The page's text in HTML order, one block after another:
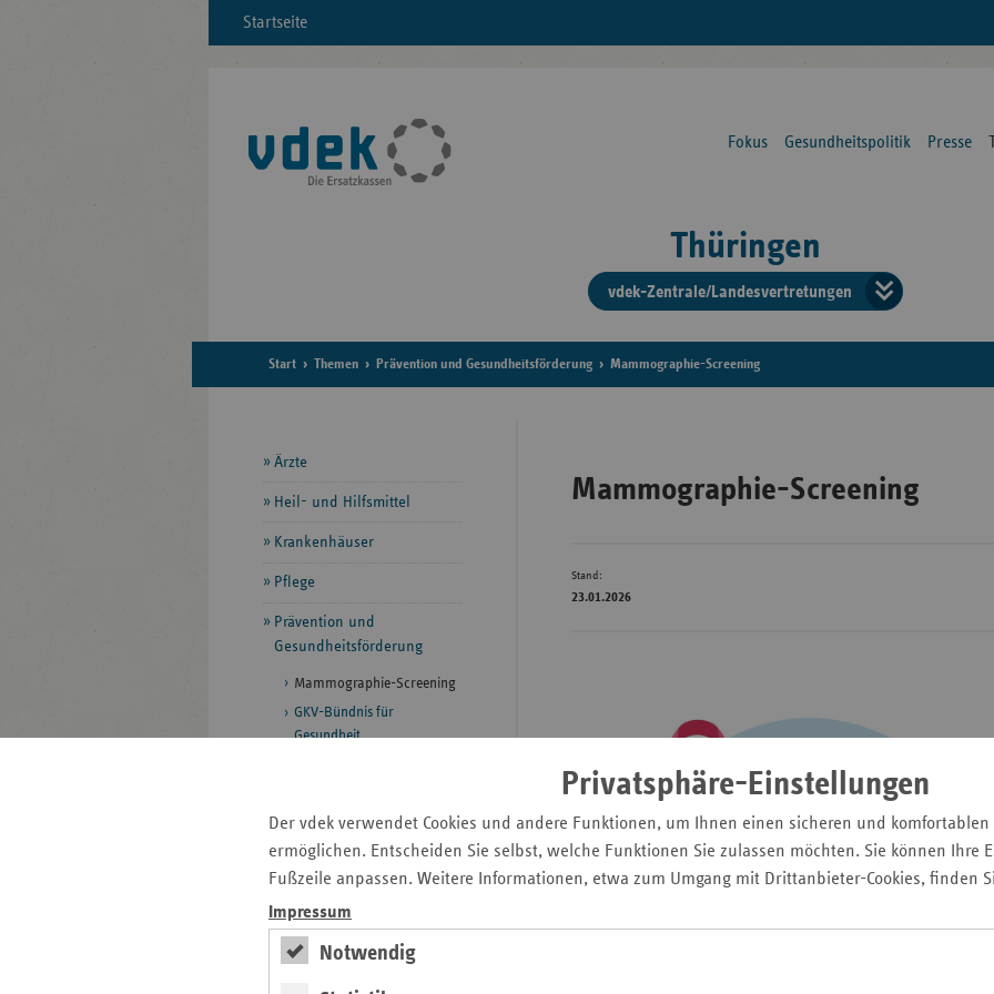
Privatsphäre-Einstellungen
Der vdek verwendet Cookies und andere Funktionen, um Ihnen einen sicheren und
ermöglichen. Entscheiden Sie selbst, welche Funktionen Sie zulassen möchten. Sie können Ihre
Fußzeile anpassen. Weitere Informationen, etwa zum Umgang mit Drittanbieter-Cookies, finden
Impressum
Notwendig
Startseite
Fokus Gesundheitspolitik Presse
Thüringen
vdek-Zentrale/Landesvertretungen
der
Start Themen Prävention und Gesundheitsförderung Mammographie-Screening
Mammographie-Screening
Stand:
23.01.2026
Seitennavigation
Ärzte
Heil- und Hilfsmittel
Krankenhäuser
Pflege
Prävention und
Gesundheitsförderung
Mammographie-Screening
GKV-Bündnis für
Gesundheit
Aktuelle Meldungen
Rettungsdienst und
Selbsthilfe